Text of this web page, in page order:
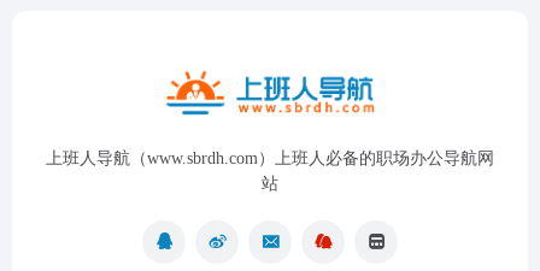
上班人导航（www.sbrdh.com）上班人必备的职场办公导航网
站